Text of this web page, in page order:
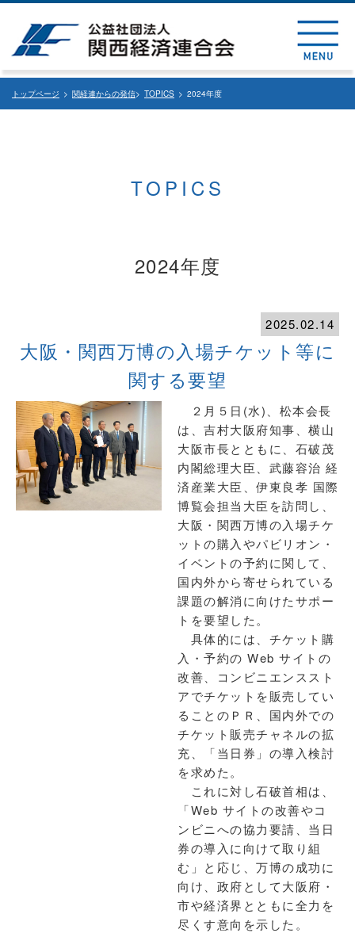
トップページ > 関経連からの発信> TOPICS > 2024年度
TOPICS
2024年度
2025.02.14
大阪・関西万博の入場チケット等に
関する要望
２月５日(水)、松本会長
は、吉村大阪府知事、横山
大阪市長とともに、石破茂
内閣総理大臣、武藤容治 経
済産業大臣、伊東良孝 国際
博覧会担当大臣を訪問し、
大阪・関西万博の入場チケ
ットの購入やパビリオン・
イベントの予約に関して、
国内外から寄せられている
課題の解消に向けたサポー
トを要望した。
具体的には、チケット購
入・予約の Web サイトの
改善、コンビニエンススト
アでチケットを販売してい
ることのＰＲ、国内外での
チケット販売チャネルの拡
充、「当日券」の導入検討
を求めた。
これに対し石破首相は、
「Web サイトの改善やコ
ンビニへの協力要請、当日
券の導入に向けて取り組
む」と応じ、万博の成功に
向け、政府として大阪府・
市や経済界とともに全力を
尽くす意向を示した。